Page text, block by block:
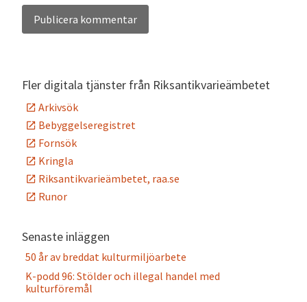
Fler digitala tjänster från Riksantikvarieämbetet
Arkivsök
Bebyggelseregistret
Fornsök
Kringla
Riksantikvarieämbetet, raa.se
Runor
Senaste inläggen
50 år av breddat kulturmiljöarbete
K-podd 96: Stölder och illegal handel med
kulturföremål